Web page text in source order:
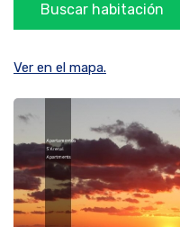
Ver en el mapa.